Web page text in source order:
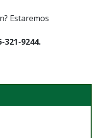
Estaremos
321-9244.